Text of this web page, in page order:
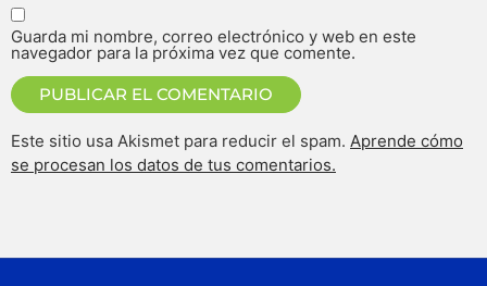
Guarda mi nombre, correo electrónico y web en este
navegador para la próxima vez que comente.
Este sitio usa Akismet para reducir el spam. Aprende cómo
se procesan los datos de tus comentarios.